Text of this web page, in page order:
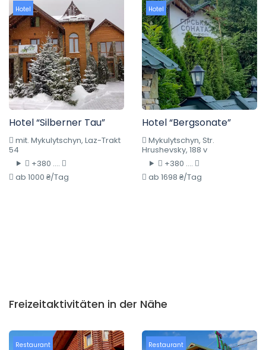
Hotel
Hotel “Silberner Tau”
mit. Mykulytschyn, Laz-Trakt
54
+380 ....
ab 1000 ₴/Tag
Hotel
Hotel “Bergsonate”
Mykulytschyn, Str.
Hrushevsky, 188 v
+380 ....
ab 1698 ₴/Tag
Freizeitaktivitäten in der Nähe
Restaurant Restaurant